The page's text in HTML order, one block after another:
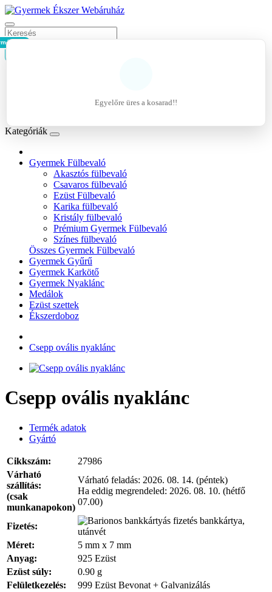
- 0Ft
Egyelőre üres a kosarad!!
Kategóriák
Gyermek Fülbevaló
Akasztós fülbevaló
Csavaros fülbevaló
Ezüst Fülbevaló
Karika fülbevaló
Kristály fülbevaló
Prémium Gyermek Fülbevaló
Színes fülbevaló
Összes Gyermek Fülbevaló
Gyermek Gyűrű
Gyermek Karkötő
Gyermek Nyaklánc
Medálok
Ezüst szettek
Ékszerdoboz
Csepp ovális nyaklánc
Csepp ovális nyaklánc
Termék adatok
Gyártó
Cikkszám:
27986
Várható
szállítás:
(csak
munkanapokon)
Várható feladás: 2026. 08. 14. (péntek)
Ha eddig megrendeled: 2026. 08. 10. (hétfő
07.00)
Fizetés:
bankkártya,
utánvét
Méret:
5 mm x 7 mm
Anyag:
925 Ezüst
Ezüst súly:
0.90 g
Felületkezelés:
999 Ezüst Bevonat + Galvanizálás